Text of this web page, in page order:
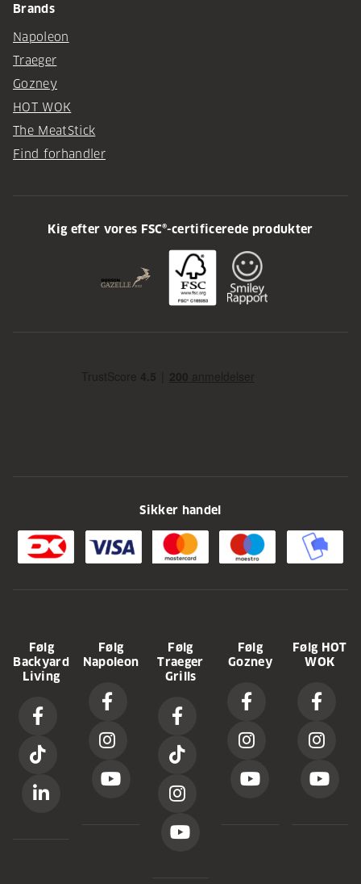
Brands
Napoleon
Traeger
Gozney
HOT WOK
The MeatStick
Find forhandler
Kig efter vores FSC®-certificerede produkter
Sikker handel
Følg
Backyard
Living
Følg
Napoleon
Følg
Traeger
Grills
Følg
Gozney
Følg HOT
WOK